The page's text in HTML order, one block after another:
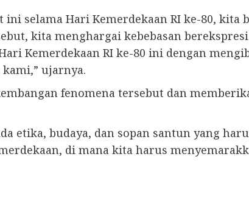
selama Hari Kemerdekaan RI ke-80, kita
kita menghargai kebebasan
Kemerdekaan RI ke-80 ini dengan
ujarnya.
fenomena tersebut dan
etika, budaya, dan sopan santun yang
di mana kita harus